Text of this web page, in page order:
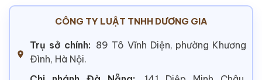
CÔNG TY LUẬT TNHH DƯƠNG GIA
Trụ sở chính: 89 Tô Vĩnh Diện, phường Khương
Đình, Hà Nội.